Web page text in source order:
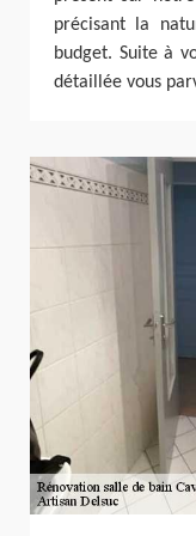
précisant la
budget. Suite à
détaillée vous